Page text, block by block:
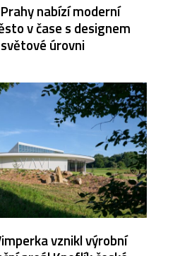
nabízí moderní
v čase s designem
úrovni
vznikl výrobní